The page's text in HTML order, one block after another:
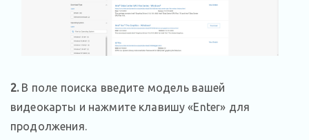
2. В поле поиска введите модель вашей
видеокарты и нажмите клавишу «Enter» для
продолжения.